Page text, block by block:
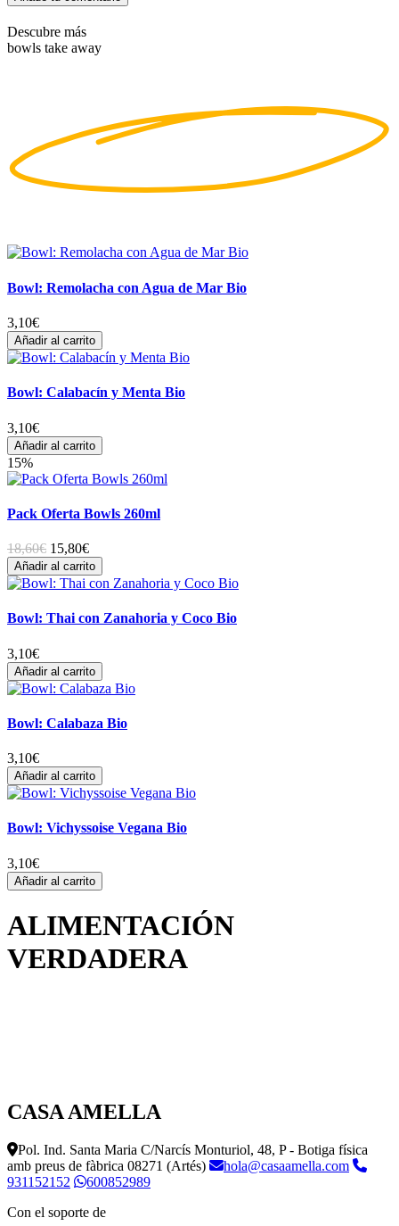
Descubre más
bowls take away
Bowl: Remolacha con Agua de Mar Bio
3,10€
Añadir al carrito
Bowl: Calabacín y Menta Bio
3,10€
Añadir al carrito
15%
Pack Oferta Bowls 260ml
18,60€ 15,80€
Añadir al carrito
Bowl: Thai con Zanahoria y Coco Bio
3,10€
Añadir al carrito
Bowl: Calabaza Bio
3,10€
Añadir al carrito
Bowl: Vichyssoise Vegana Bio
3,10€
Añadir al carrito
ALIMENTACIÓN
VERDADERA
CASA AMELLA
Pol. Ind. Santa Maria C/Narcís Monturiol, 48, P - Botiga física
amb preus de fàbrica 08271 (Artés)
hola@casaamella.com
931152152
600852989
Con el soporte de